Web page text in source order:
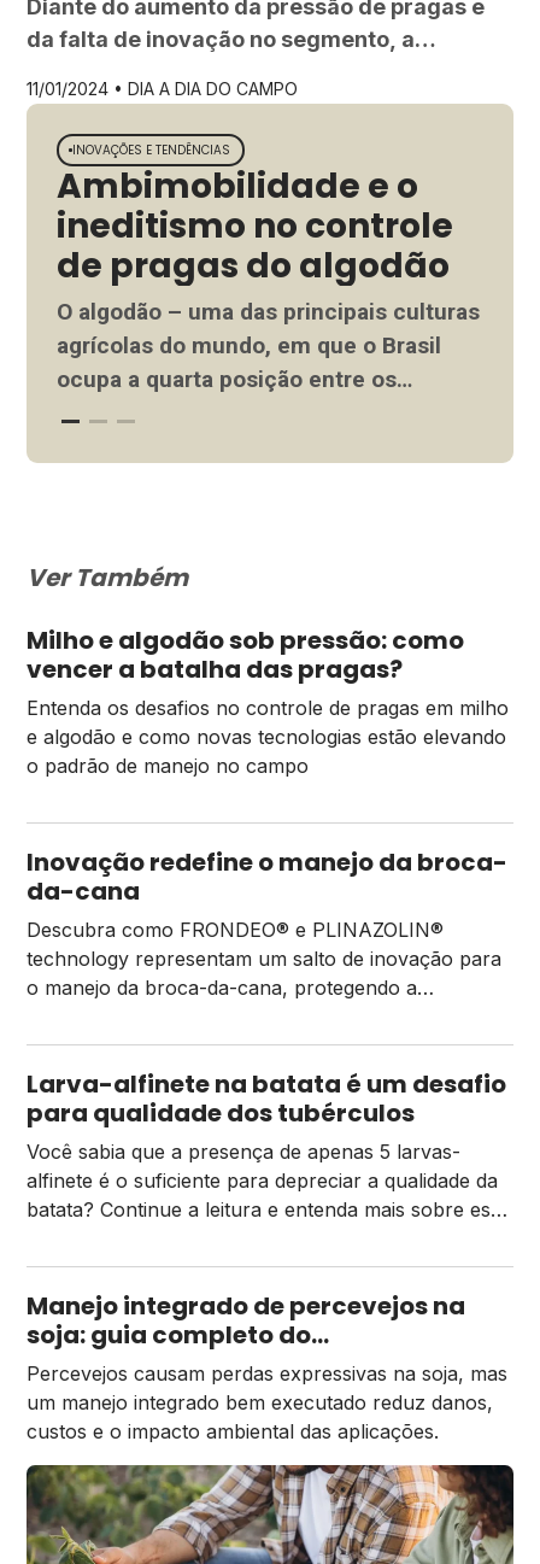
Diante do aumento da pressão de pragas e
da falta de inovação no segmento, a
cada vez mais desafiadora e demanda
soluções ainda mais tecnológicas
11/01/2024 •DIA A DIA DO CAMPO
INOVAÇÕES E TENDÊNCIAS
Ambimobilidade e o
ineditismo no controle
de pragas do algodão
O algodão – uma das principais culturas
agrícolas do mundo, em que o Brasil
ocupa a quarta posição entre os
maiores países produtores – sofre com
branca (Bemisia tabaci) e […]
Ver Também
Milho e algodão sob pressão: como
vencer a batalha das pragas?
Entenda os desafios no controle de pragas em milho
e algodão e como novas tecnologias estão elevando
o padrão de manejo no campo
Inovação redefine o manejo da broca-
da-cana
Descubra como FRONDEO® e PLINAZOLIN®
technology representam um salto de inovação para
o manejo da broca-da-cana, protegendo a
Larva-alfinete na batata é um desafio
para qualidade dos tubérculos
Você sabia que a presença de apenas 5 larvas-
alfinete é o suficiente para depreciar a qualidade da
batata? Continue a leitura e entenda mais sobre essa
Manejo integrado de percevejos na
soja: guia completo do
monitoramento ao controle
Percevejos causam perdas expressivas na soja, mas
um manejo integrado bem executado reduz danos,
custos e o impacto ambiental das aplicações.